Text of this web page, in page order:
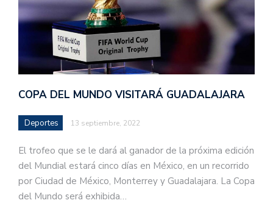
COPA DEL MUNDO VISITARÁ GUADALAJARA
Deportes 13 septiembre, 2022
El trofeo que se le dará al ganador de la próxima edición
del Mundial estará cinco días en México, en un recorrido
por Ciudad de México, Monterrey y Guadalajara. La Copa
del Mundo será exhibida…